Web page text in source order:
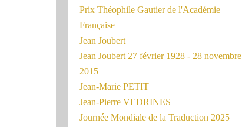
Prix Théophile Gautier de l'Académie
Française
Jean Joubert
Jean Joubert 27 février 1928 - 28 novembre
2015
Jean-Marie PETIT
Jean-Pierre VEDRINES
Journée Mondiale de la Traduction 2025